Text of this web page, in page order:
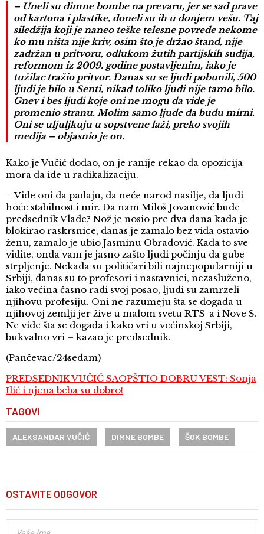
– Uneli su dimne bombe na prevaru, jer se sad prave
od kartona i plastike, doneli su ih u donjem vešu. Taj
siledžija koji je naneo teške telesne povrede nekome
ko mu ništa nije kriv, osim što je držao štand, nije
zadržan u pritvoru, odlukom žutih partijskih sudija,
reformom iz 2009. godine postavljenim, iako je
tužilac tražio pritvor. Danas su se ljudi pobunili, 500
ljudi je bilo u Senti, nikad toliko ljudi nije tamo bilo.
Gnev i bes ljudi koje oni ne mogu da vide je
promenio stranu. Molim samo ljude da budu mirni.
Oni se uljuljkuju u sopstvene laži, preko svojih
medija – objasnio je on.
Kako je Vučić dodao, on je ranije rekao da opozicija
mora da ide u radikalizaciju.
– Vide oni da padaju, da neće narod nasilje, da ljudi
hoće stabilnost i mir. Da nam Miloš Jovanović bude
predsednik Vlade? Nož je nosio pre dva dana kada je
blokirao raskrsnice, danas je zamalo bez vida ostavio
ženu, zamalo je ubio Jasminu Obradović. Kada to sve
vidite, onda vam je jasno zašto ljudi počinju da gube
strpljenje. Nekada su političari bili najnepopularniji u
Srbiji, danas su to profesori i nastavnici, nezasluženo,
iako većina časno radi svoj posao, ljudi su zamrzeli
njihovu profesiju. Oni ne razumeju šta se događa u
njihovoj zemlji jer žive u malom svetu RTS-a i Nove S.
Ne vide šta se događa i kako vri u većinskoj Srbiji,
bukvalno vri – kazao je predsednik.
(Pančevac/24sedam)
PREDSEDNIK VUČIĆ SAOPŠTIO DOBRU VEST: Sonja
Ilić i njena beba su dobro!
TAGOVI
ALEKSANDAR VUČIĆ DIMNE BOMBE ŠOK BOMBE
OSTAVITE ODGOVOR